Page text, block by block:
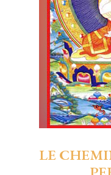
LE